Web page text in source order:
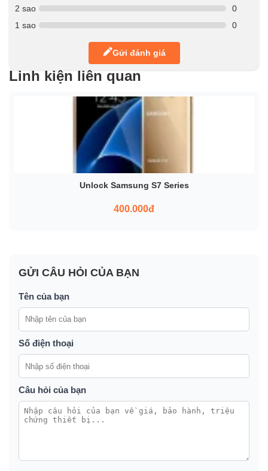
2 sao
0
1 sao
0
Gửi đánh giá
Linh kiện liên quan
Unlock Samsung S7 Series
400.000đ
GỬI CÂU HỎI CỦA BẠN
Tên của bạn
Số điện thoại
Câu hỏi của bạn